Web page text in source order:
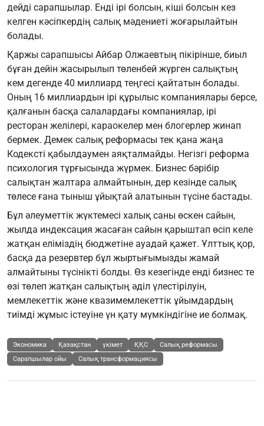
дейді сарапшылар. Енді ірі болсын, кіші болсын кез
келген кәсіпкердің салық мәдениеті жоғарылайтын
болады.
Қаржы сарапшысы Айбар Олжаевтың пікірінше, биыл
бұған дейін жасырылып төленбей жүрген салықтың
кем дегенде 40 миллиард теңгесі қайтатын болады.
Оның 16 миллиардын ірі құрылыс компаниялары берсе,
қалғанын басқа салалардағы компаниялар, ірі
ресторан желілері, караокелер мен блогерлер жинап
бермек. Демек салық реформасы тек қана жаңа
Кодексті қабылдаумен аяқталмайды. Негізгі реформа
психология тұрғысында жүрмек. Бизнес бәрібір
салықтан жалтара алмайтынын, дер кезінде салық
төлесе ғана тыныш ұйықтай алатынын түсіне бастады.
Бұл әлеуметтік жүктемесі халық саны өскен сайын,
жылда индексация жасаған сайын қарыштап өсіп келе
жатқан еліміздің бюджетіне ауадай қажет. Ұлттық қор,
басқа да резервтер бұл жыртығымызды жамай
алмайтыны түсінікті болды. Өз кезегінде енді бизнес те
өзі төлеп жатқан салықтың әділ үлестірілуін,
мемлекеттік және квазимемлекеттік ұйымдардың
тиімді жұмыс істеуіне үн қату мүмкіндігіне ие болмақ.
Экономика Қазақстан үкімет ҚҚС
Салық реформасы
Сарапшылар ойы
Салық трансформациясы